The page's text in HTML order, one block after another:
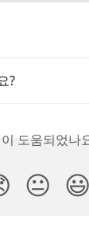
?
도움되었나
😐 😃